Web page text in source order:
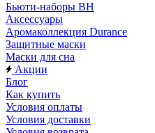
Бьюти-наборы ВН
Аксессуары
Аромаколлекция Durance
Защитные маски
Маски для сна
Акции
Блог
Как купить
Условия оплаты
Условия доставки